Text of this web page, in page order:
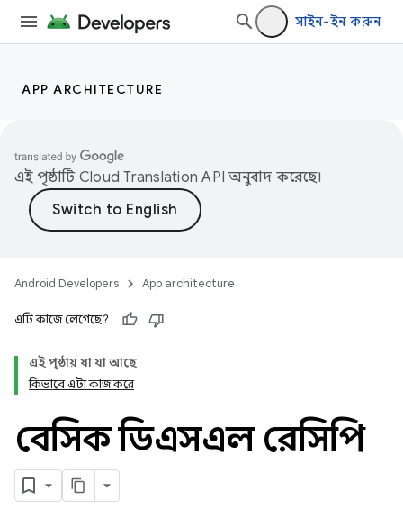
সাইন-ইন করুন
APP ARCHITECTURE
এই পৃষ্ঠাটি Cloud Translation API অনুবাদ করেছে।
Android Developers App architecture
এটি কাজে লেগেছে?
এই পৃষ্ঠায় যা যা আছে
কিভাবে এটা কাজ করে
বেসিক ডিএসএল রেসিপি